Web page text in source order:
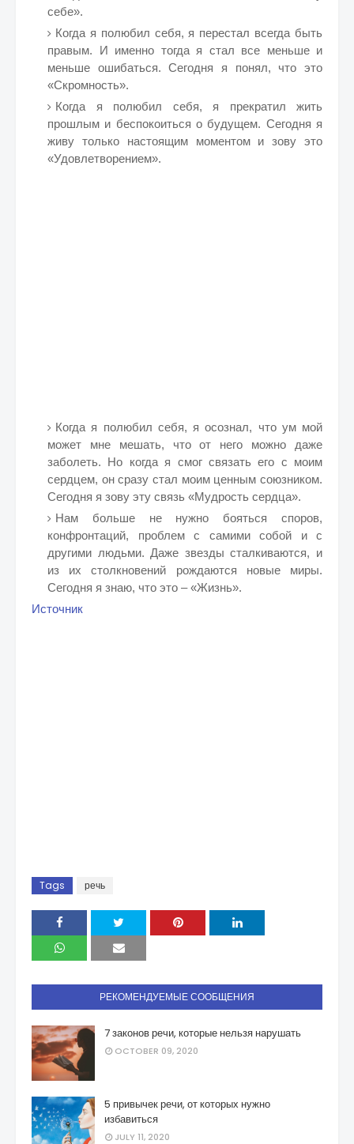
себе».
Когда я полюбил себя, я перестал всегда быть
правым. И именно тогда я стал все меньше и
меньше ошибаться. Сегодня я понял, что это
«Скромность».
Когда я полюбил себя, я прекратил жить
прошлым и беспокоиться о будущем. Сегодня я
живу только настоящим моментом и зову это
«Удовлетворением».
Когда я полюбил себя, я осознал, что ум мой
может мне мешать, что от него можно даже
заболеть. Но когда я смог связать его с моим
сердцем, он сразу стал моим ценным союзником.
Сегодня я зову эту связь «Мудрость сердца».
Нам больше не нужно бояться споров,
конфронтаций, проблем с самими собой и с
другими людьми. Даже звезды сталкиваются, и
из их столкновений рождаются новые миры.
Сегодня я знаю, что это – «Жизнь».
Источник
Tags речь
РЕКОМЕНДУЕМЫЕ СООБЩЕНИЯ
7 законов речи, которые нельзя нарушать
OCTOBER 09, 2020
5 привычек речи, от которых нужно
избавиться
JULY 11, 2020